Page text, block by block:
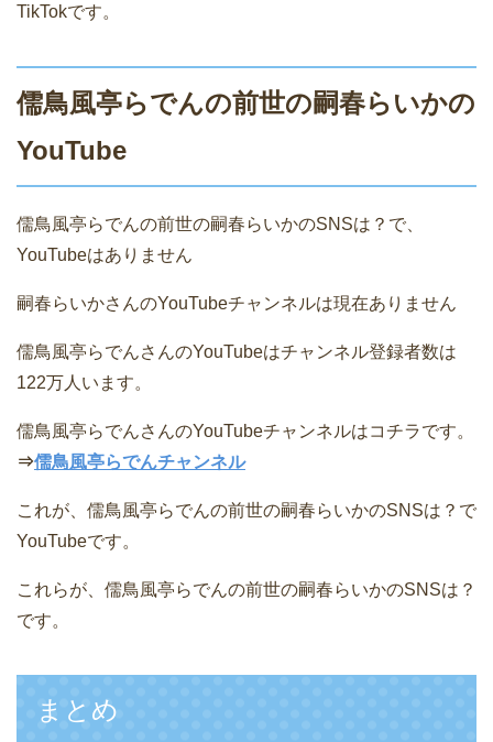
TikTokです。
儒鳥風亭らでんの前世の嗣春らいかの
YouTube
儒鳥風亭らでんの前世の嗣春らいかのSNSは？で、
YouTubeはありません
嗣春らいかさんのYouTubeチャンネルは現在ありません
儒鳥風亭らでんさんのYouTubeはチャンネル登録者数は
122万人います。
儒鳥風亭らでんさんのYouTubeチャンネルはコチラです。
⇒儒鳥風亭らでんチャンネル
これが、儒鳥風亭らでんの前世の嗣春らいかのSNSは？で
YouTubeです。
これらが、儒鳥風亭らでんの前世の嗣春らいかのSNSは？
です。
まとめ